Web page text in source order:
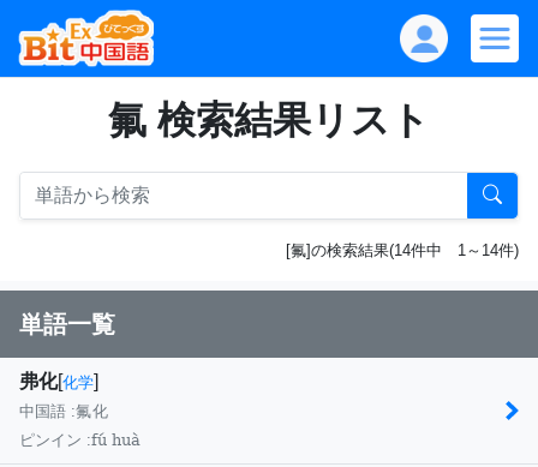
氟 検索結果リスト
[氟]の検索結果(14件中 1～14件)
単語一覧
弗化[化学]
中国語 :氟化
ピンイン :fú huà